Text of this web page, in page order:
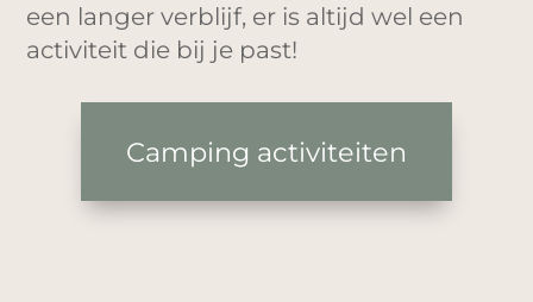
een langer verblijf, er is altijd wel een
activiteit die bij je past!
Camping activiteiten